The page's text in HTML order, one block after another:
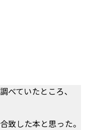
べていたところ、
致した本と思った。